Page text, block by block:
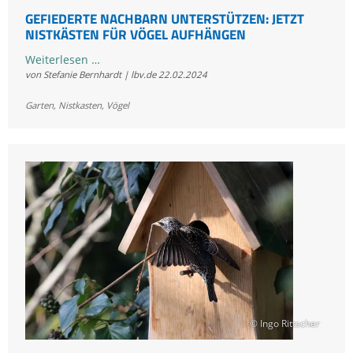
GEFIEDERTE NACHBARN UNTERSTÜTZEN: JETZT
NISTKÄSTEN FÜR VÖGEL AUFHÄNGEN
Weiterlesen …
Nachbarn
jetzt
Vögel
aufhängen
von Stefanie Bernhardt | lbv.de 22.02.2024
Garten, Nistkasten, Vögel
© Ingo Rittscher